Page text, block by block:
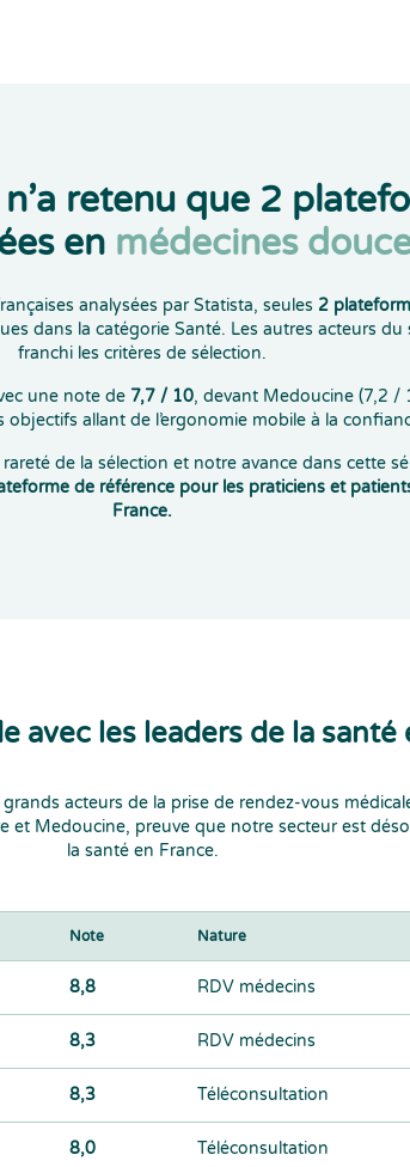
retenu que 2
en médecines
analysées par Statista, seules 2
dans la catégorie Santé. Les autres acteurs du
franchi les critères de sélection.
une note de 7,7 / 10, devant Medoucine (7,2 /
allant de l’ergonomie mobile à la
de la sélection et notre avance dans cette
de référence pour les praticiens et
France.
avec les leaders de la santé
acteurs de la prise de rendez-vous
et Medoucine, preuve que notre secteur est
la santé en France.
Note Nature
8,8 RDV médecins
8,3 RDV médecins
8,3 Téléconsultation
8,0 Téléconsultation